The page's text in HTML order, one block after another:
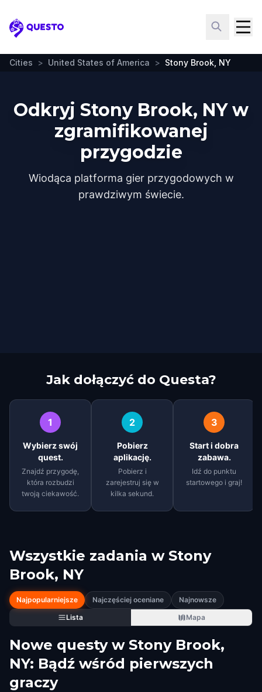
Questo
Cities > United States of America > Stony Brook, NY
Odkryj Stony Brook, NY w
zgramifikowanej
przygodzie
Wiodąca platforma gier przygodowych w
prawdziwym świecie.
Jak dołączyć do Questa?
1
Wybierz swój
quest.
Znajdź przygodę,
która rozbudzi
twoją ciekawość.
2
Pobierz
aplikację.
Pobierz i
zarejestruj się w
kilka sekund.
3
Start i dobra
zabawa.
Idź do punktu
startowego i graj!
Wszystkie zadania w Stony
Brook, NY
Najpopularniejsze Najczęściej oceniane
Najnowsze
Lista
Mapa
Nowe questy w Stony Brook,
NY: Bądź wśród pierwszych
graczy